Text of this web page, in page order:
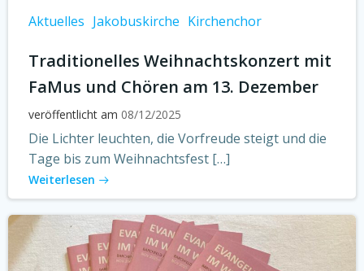
Aktuelles Jakobuskirche Kirchenchor
Traditionelles Weihnachtskonzert mit
FaMus und Chören am 13. Dezember
veröffentlicht am 08/12/2025
Die Lichter leuchten, die Vorfreude steigt und die
Tage bis zum Weihnachtsfest […]
Weiterlesen